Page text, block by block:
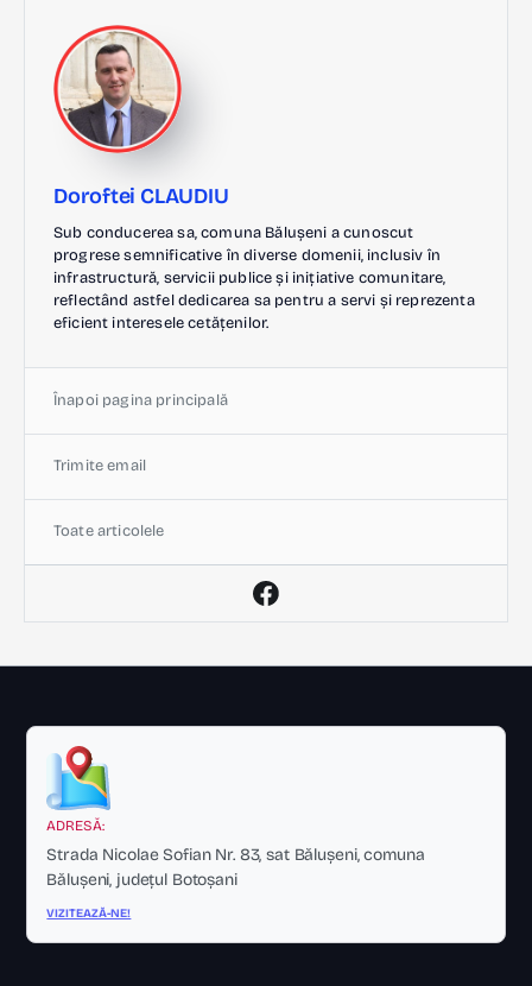
Doroftei CLAUDIU
Sub conducerea sa, comuna Bălușeni a cunoscut
progrese semnificative în diverse domenii, inclusiv în
infrastructură, servicii publice și inițiative comunitare,
reflectând astfel dedicarea sa pentru a servi și reprezenta
eficient interesele cetățenilor.
Înapoi pagina principală
Trimite email
Toate articolele
ADRESĂ:
Strada Nicolae Sofian Nr. 83, sat Bălușeni, comuna
Bălușeni, județul Botoșani
VIZITEAZĂ-NE!